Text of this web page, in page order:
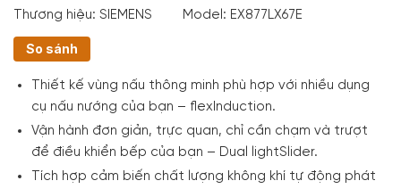
Thương hiệu: SIEMENS Model: EX877LX67E
So sánh
Thiết kế vùng nấu thông minh phù hợp với nhiều dụng
cụ nấu nướng của bạn – flexInduction.
Vận hành đơn giản, trực quan, chỉ cần chạm và trượt
để điều khiển bếp của bạn – Dual lightSlider.
Tích hợp cảm biến chất lượng không khí tự động phát